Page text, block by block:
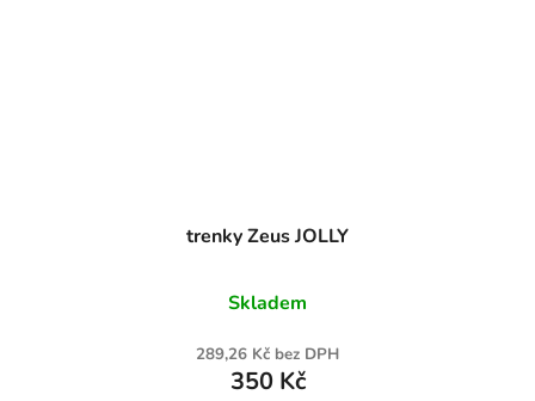
trenky Zeus JOLLY
Skladem
289,26 Kč bez DPH
350 Kč